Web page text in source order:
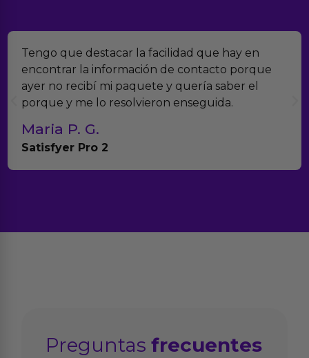
la facilidad que hay en
de contacto porque
paquete y quería saber el
enseguida.
Encontramos
verdad es que
muchísimos
con el
Preguntasfrecuentes